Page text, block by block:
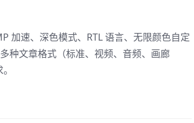
加速、深色模式、RTL 语言、无限颜色自定
种文章格式（标准、视频、音频、画廊